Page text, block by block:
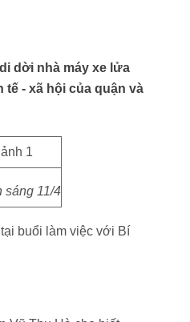
dời nhà máy xe lửa
- xã hội của quận và
sáng 11/4
buổi làm việc với Bí